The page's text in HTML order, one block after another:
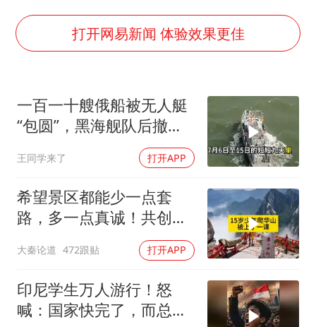
胡彦斌韩磊 谁帮谁
胡彦斌获《歌手2026》歌王
38岁演员求职万岁山NPC成功
我国外贸延续良好增长态势
胜宏科技：股票交易异常波动
夯实基础开新局
打开网易新闻 体验效果更佳
一百一十艘俄船被无人艇
“包圆”，黑海舰队后撤数
百里，制海权彻底易手
王同学来了 打开APP
希望景区都能少一点套
路，多一点真诚！共创良
大秦论道 472跟贴 打开APP
印尼学生万人游行！怒
喊：国家快完了，而总统